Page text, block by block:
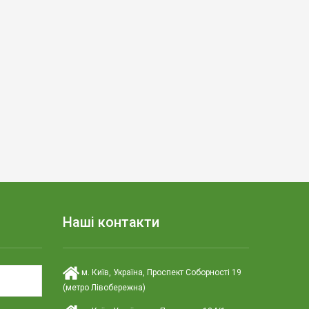
Наші контакти
м. Київ, Україна, Проспект Соборності 19
(метро Лівобережна)